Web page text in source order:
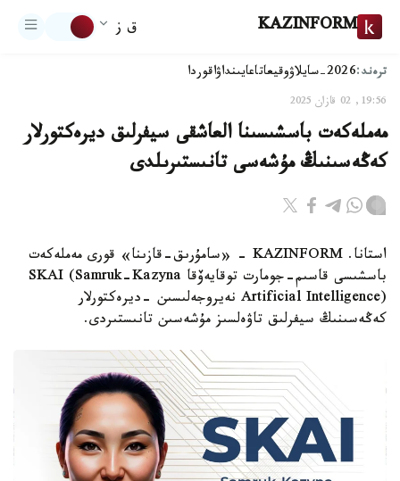
KAZINFORM ق ز
ترەند:2026-سايلاۋ وقيعاتاعايىنداۋاقوردا
19:56, 02 قازان 2025
مەملەكەت باسشىسىنا العاشقى سيفرلىق ديرەكتورلار
كەڭەسىنىڭ مۇشەسى تانىستىرىلدى
استانا. KAZINFORM - «سامۇرىق-قازىنا» قورى مەملەكەت
باسشىسى قاسىم-جومارت توقايەۆقا SKAI (Samruk-Kazyna
Artificial Intelligence) نەيروجەلىسىن -ديرەكتورلار
كەڭەسىنىڭ سيفرلىق تاۋەلسىز مۇشەسىن تانىستىردى.